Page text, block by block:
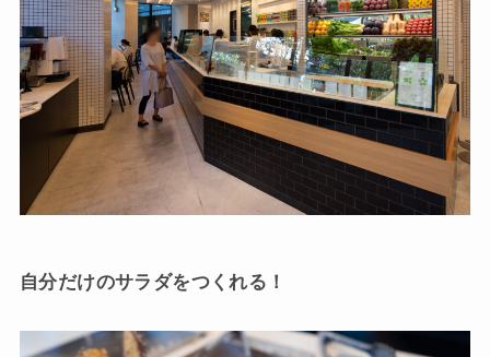
自分だけのサラダをつくれる！